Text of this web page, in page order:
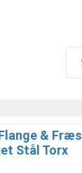
& Fræs
Stål Torx